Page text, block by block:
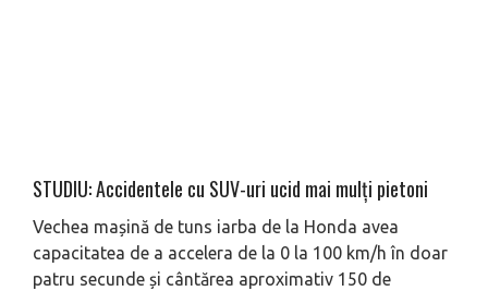
STUDIU: Accidentele cu SUV-uri ucid mai mulți pietoni
Vechea mașină de tuns iarba de la Honda avea
capacitatea de a accelera de la 0 la 100 km/h în doar
patru secunde și cântărea aproximativ 150 de